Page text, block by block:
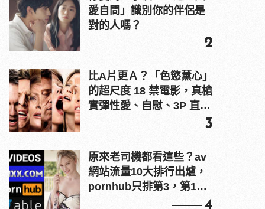
愛自問」識別你的伴侶是
對的人嗎？
2
比A片更Ａ？「色慾薰心」
的超尺度 18 禁電影，真槍
實彈性愛、自慰、3P 直接
3
原來老司機都看這些？av
網站流量10大排行出爐，
pornhub只排第3，第1名
4